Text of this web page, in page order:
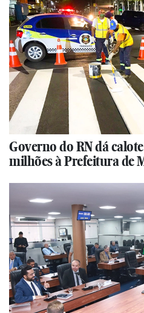
Governo do RN dá
milhões à Prefeitura de